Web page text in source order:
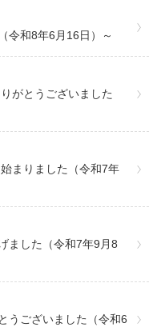
令和8年6月16日）～
がとうございました
まりました（令和7年
ました（令和7年9月8
うございました（令和6